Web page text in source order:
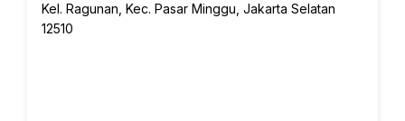
Kel. Ragunan, Kec. Pasar Minggu, Jakarta Selatan
12510